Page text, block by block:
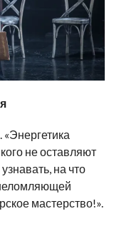
не оставляют
на что
мастерство!».